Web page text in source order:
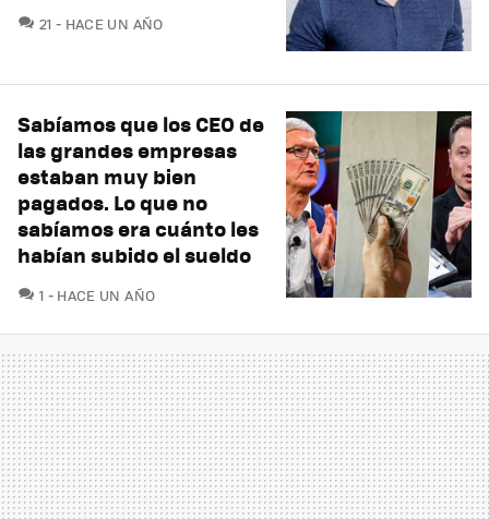
21 COMENTARIOS
HACE UN AÑO
Sabíamos que los CEO de
las grandes empresas
estaban muy bien
pagados. Lo que no
sabíamos era cuánto les
habían subido el sueldo
1 COMENTARIOS
HACE UN AÑO